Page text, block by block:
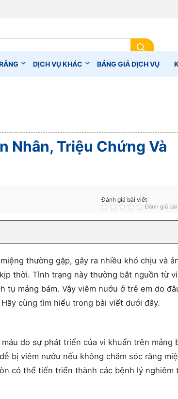
DỊCH VỤ KHÁC BẢNG GIÁ DỊCH VỤ
Nhân, Triệu Chứng Và
Đánh giá bài viết
Đánh giá
thường gặp, gây ra nhiều khó chịu và
thời. Tình trạng này thường bắt nguồn từ
mảng bám. Vậy viêm nướu ở trẻ em do
cùng tìm hiểu trong bài viết dưới đây.
do sự phát triển của vi khuẩn trên mảng
bị viêm nướu nếu không chăm sóc răng
có thể tiến triển thành các bệnh lý nghiêm